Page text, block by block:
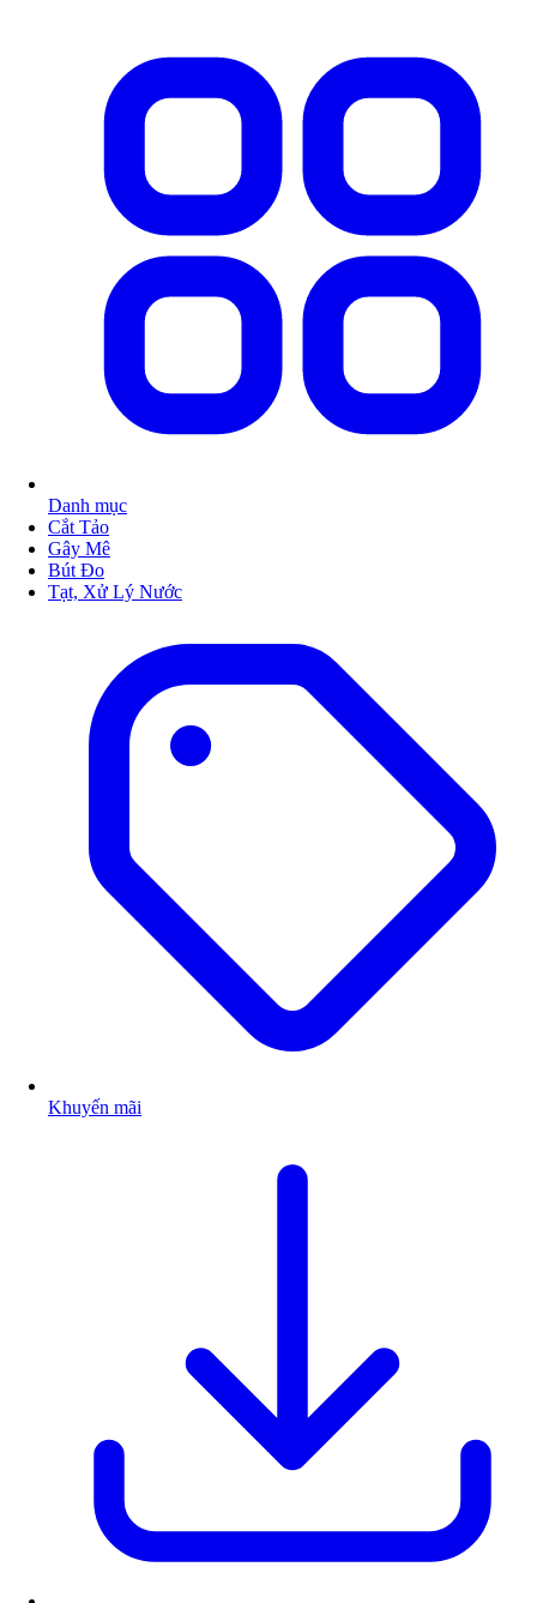
Danh mục
Cắt Tảo
Gây Mê
Bút Đo
Tạt, Xử Lý Nước
Khuyến mãi